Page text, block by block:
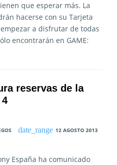
que esperar más. La
hacerse con su Tarjeta
a disfrutar de todas
encontrarán en GAME:
reservas de la
12 AGOSTO 2013
España ha comunicado